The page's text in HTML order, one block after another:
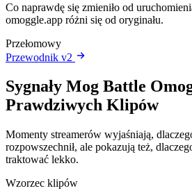
Co naprawdę się zmieniło od
omoggle.app różni się od oryginału.
Przełomowy
Przewodnik v2
Sygnały Mog Battle
Prawdziwych Klipów
Momenty streamerów wyjaśniają,
rozpowszechnił, ale pokazują też,
traktować lekko.
Wzorzec klipów